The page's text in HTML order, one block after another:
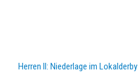
Herren II: Niederlage im Lokalderby